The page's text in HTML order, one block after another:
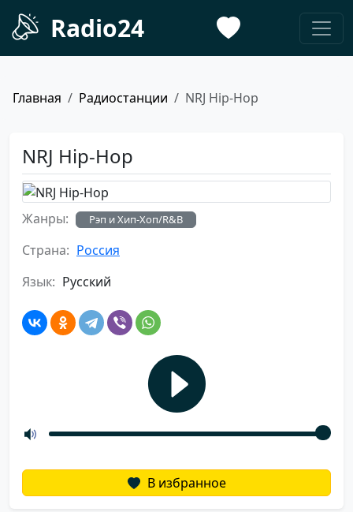
Radio24
Главная Радиостанции NRJ Hip-Hop
NRJ Hip-Hop
Жанры: Рэп и Хип-Хоп/R&B
Страна: Россия
Язык: Русский
В избранное